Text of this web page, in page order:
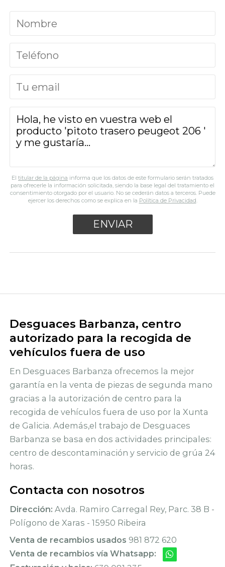
El titular de la página informa que los datos de este formulario serán tratados
para ofrecerle la información solicitada, siendo la base legal del tratamiento el
consentimiento otorgado por el usuario. No se cederán datos a terceros. Puede
ejercer los derechos como se explica en la Política de Privacidad.
Desguaces Barbanza, centro
autorizado para la recogida de
vehículos fuera de uso
En Desguaces Barbanza ofrecemos la mejor
garantía en la venta de piezas de segunda mano
gracias a la autorización de centro para la
recogida de vehículos fuera de uso por la Xunta
de Galicia. Además,el trabajo de Desguaces
Barbanza se basa en dos actividades principales:
centro de descontaminación y servicio de grúa 24
horas.
Contacta con nosotros
Dirección: Avda. Ramiro Carregal Rey, Parc. 38 B -
Polígono de Xaras - 15950 Ribeira
Venta de recambios usados 981 872 620
Venta de recambios vía Whatsapp: